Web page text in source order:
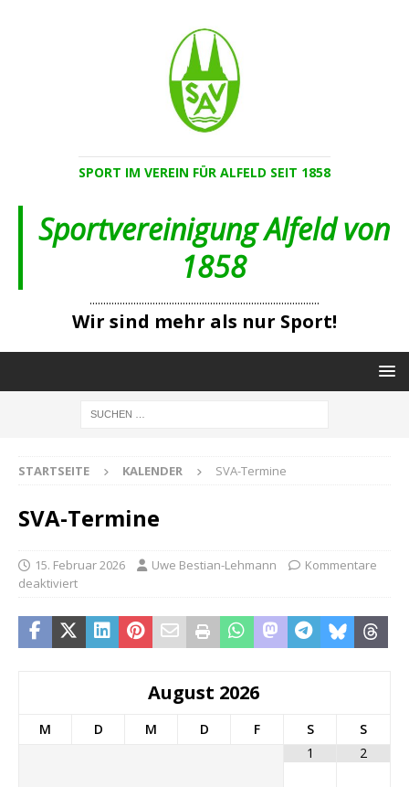
SPORT IM VEREIN FÜR ALFELD SEIT 1858
Sportvereinigung Alfeld von
1858
....................................................................................
Wir sind mehr als nur Sport!
STARTSEITE KALENDER SVA-Termine
SVA-Termine
15. Februar 2026 Uwe Bestian-Lehmann
Kommentare
deaktiviert
August 2026
M D M D F S
S
1
2